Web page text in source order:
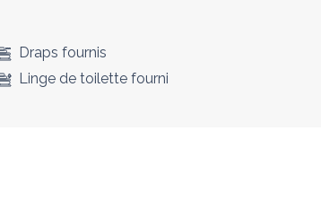
Draps fournis
Linge de toilette fourni